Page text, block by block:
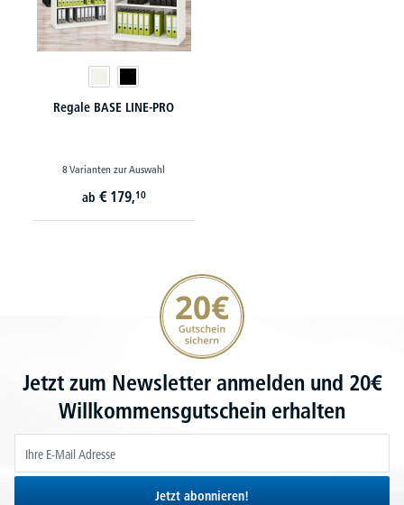
Regale BASE LINE-PRO
8 Varianten zur Auswahl
ab € 179,10
20€ Gutschein sichern
Jetzt zum Newsletter anmelden und 20€
Willkommensgutschein erhalten
Jetzt abonnieren!